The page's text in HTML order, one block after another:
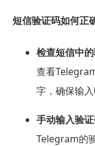
短信验证码如何正
检查短信中
查看
字，确保输入
手动输入验
Telegram的